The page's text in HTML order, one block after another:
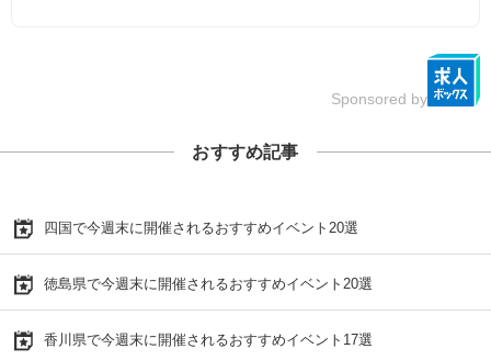
Sponsored by
おすすめ記事
四国で今週末に開催されるおすすめイベント20選
徳島県で今週末に開催されるおすすめイベント20選
香川県で今週末に開催されるおすすめイベント17選